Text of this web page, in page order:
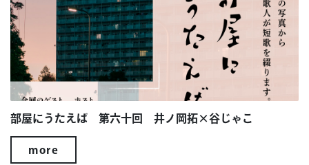
部屋にうたえば 第六十回 井ノ岡拓×谷じゃこ
more